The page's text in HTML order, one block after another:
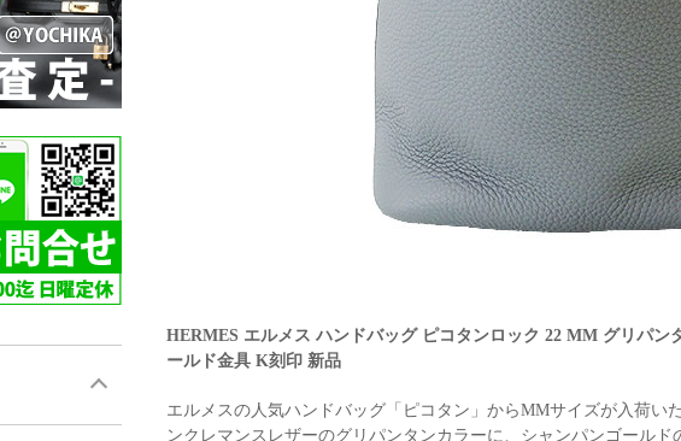
HERMES エルメス ハンドバッグ ピコタンロック 22 MM グリパン
ールド金具 K刻印 新品
エルメスの人気ハンドバッグ「ピコタン」からMMサイズが入荷い
ンクレマンスレザーのグリパンタンカラーに、シャンパンゴール